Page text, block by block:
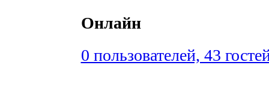
Онлайн
0 пользователей, 43